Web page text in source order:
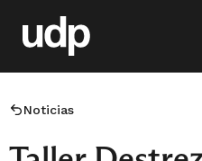
Noticias